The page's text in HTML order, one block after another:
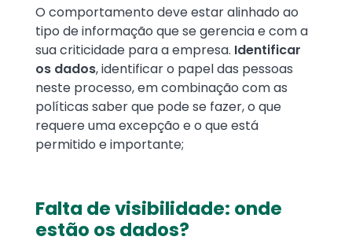
O comportamento deve estar alinhado ao
tipo de informação que se gerencia e com a
sua criticidade para a empresa. Identificar
os dados, identificar o papel das pessoas
neste processo, em combinação com as
políticas saber que pode se fazer, o que
requere uma excepção e o que está
permitido e importante;
Falta de visibilidade: onde
estão os dados?